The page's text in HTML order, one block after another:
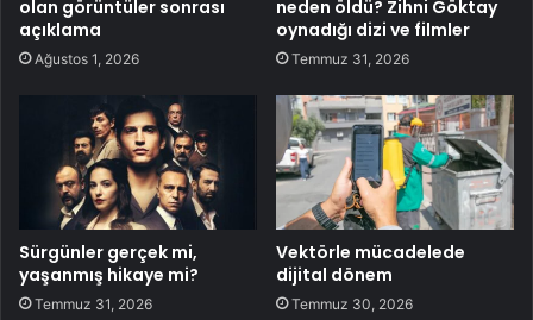
olan görüntüler sonrası
açıklama
Ağustos 1, 2026
neden öldü? Zihni Göktay
oynadığı dizi ve filmler
Temmuz 31, 2026
Sürgünler gerçek mi,
yaşanmış hikaye mi?
Temmuz 31, 2026
Vektörle mücadelede
dijital dönem
Temmuz 30, 2026